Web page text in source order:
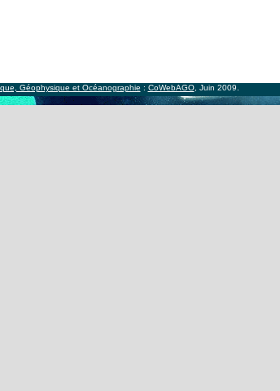
Géophysique et Océanographie : CoWebAGO, Juin 2009.